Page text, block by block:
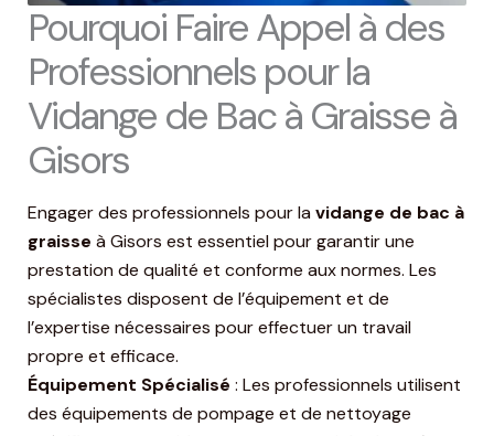
Pourquoi Faire Appel à des
Professionnels pour la
Vidange de Bac à Graisse à
Gisors
Engager des professionnels pour lavidange de bac à
graisse à Gisors est essentiel pour garantir une
prestation de qualité et conforme aux normes. Les
spécialistes disposent de l’équipement et de
l’expertise nécessaires pour effectuer un travail
propre et efficace.
Équipement Spécialisé : Les professionnels utilisent
des équipements de pompage et de nettoyage